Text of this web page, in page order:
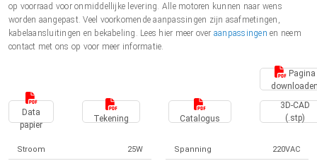
Suomi (EUR)
Svenska (SEK)
op voorraad voor onmiddellijke levering. Alle motoren kunnen naar wens
worden aangepast. Veel voorkomende aanpassingen zijn asafmetingen,
kabelaansluitingen en bekabeling. Lees hier meer over aanpassingenen neem
contact met ons op voor meer informatie.
Pagina
Data
papier
Tekening Catalogus
3D-CAD
(.stp)
Stroom 25W Spanning 220VAC